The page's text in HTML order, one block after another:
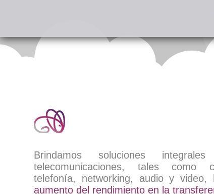
Brindamos soluciones
telecomunicaciones, tales como
telefonía, networking, audio y video,
aumento del rendimiento en la